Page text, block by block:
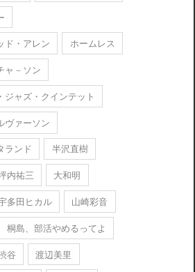
ド・アレン
ホームレス
ャ－ソン
ジャズ・クインテット
ヴァーソン
ランド
半沢直樹
内祐三
大和明
多田ヒカル
山崎彩音
桐島、部活やめるってよ
谷
渡辺美里